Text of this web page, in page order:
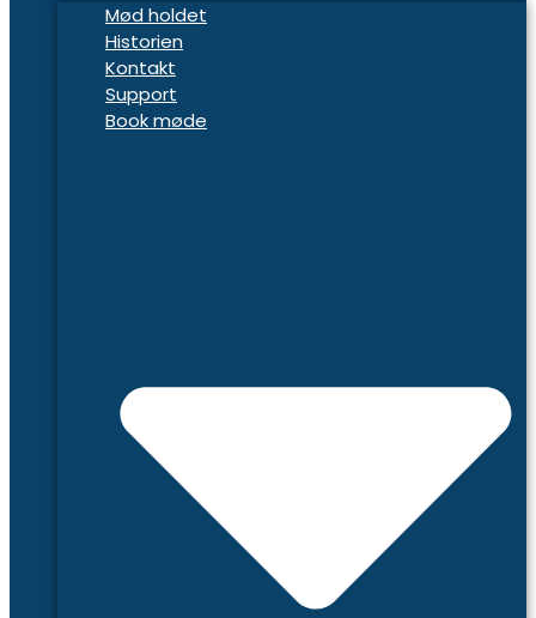
Mød holdet
Historien
Kontakt
Support
Book møde